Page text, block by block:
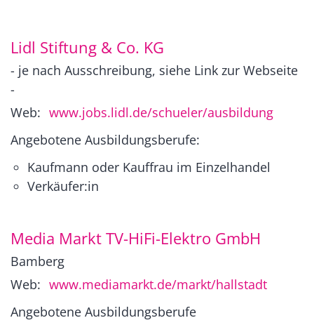
Lidl Stiftung & Co. KG
- je nach Ausschreibung, siehe Link zur Webseite
-
Web: www.jobs.lidl.de/schueler/ausbildung
Angebotene Ausbildungsberufe:
Kaufmann oder Kauffrau im Einzelhandel
Verkäufer:in
Media Markt TV-HiFi-Elektro GmbH
Bamberg
Web: www.mediamarkt.de/markt/hallstadt
Angebotene Ausbildungsberufe